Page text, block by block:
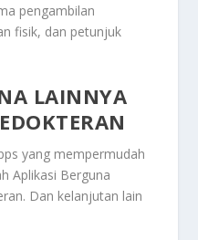
pengambilan
fisik, dan petunjuk
LAINNYA
yang mempermudah
Aplikasi Berguna
. Dan kelanjutan lain